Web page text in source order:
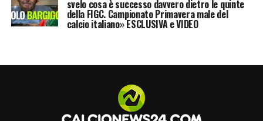
svelo cosa è successo davvero dietro le quinte
della FIGC. Campionato Primavera male del
calcio italiano» ESCLUSIVA e VIDEO